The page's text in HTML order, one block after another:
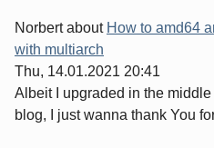
Norbertabout How to amd64
with multiarch
Thu, 14.01.2021 20:41
Albeit I upgraded in the
blog, I just wanna thank You